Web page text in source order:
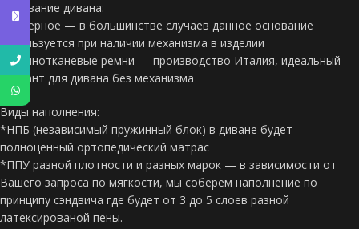
Основание дивана:
*Фанерное — в большинстве случаев данное основание
используется при наличии механизма в изделии
*Резинотканевые ремни — производство Италия, идеальный
вариант для дивана без механизма
Виды наполнения:
*НПБ (независимый пружинный блок) в диване будет
полноценный ортопедический матрас
*ППУ разной плотности и разных марок — в зависимости от
Вашего запроса по мягкости, мы соберем наполнение по
принципу сэндвича где будет от 3 до 5 слоев разной
латексированой пены.